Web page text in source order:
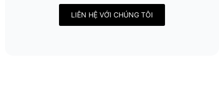
LIÊN HỆ VỚI CHÚNG TÔI